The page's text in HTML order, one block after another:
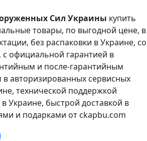
Сил Украины купить
товары, по выгодной цене, в
без распаковки в Украине, со
с официальной гарантией в
и после-гарантийным
авторизированных сервисных
технической поддержкой
Украине, быстрой доставкой в
и подарками от ckapbu.com